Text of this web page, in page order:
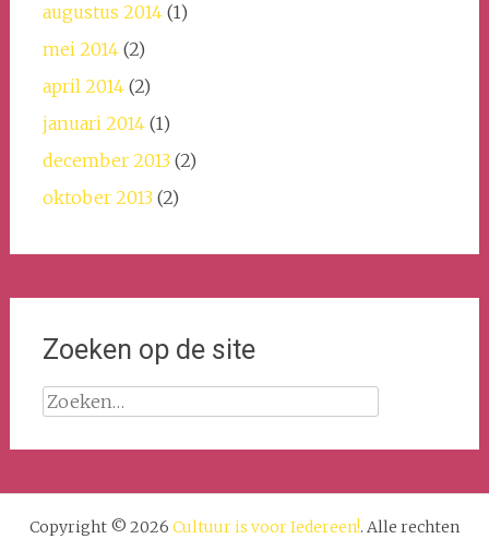
augustus 2014(1)
mei 2014(2)
april 2014(2)
januari 2014(1)
december 2013(2)
oktober 2013(2)
Zoeken op de site
Zoeken
Copyright © 2026 Cultuur is voor Iedereen!. Alle rechten